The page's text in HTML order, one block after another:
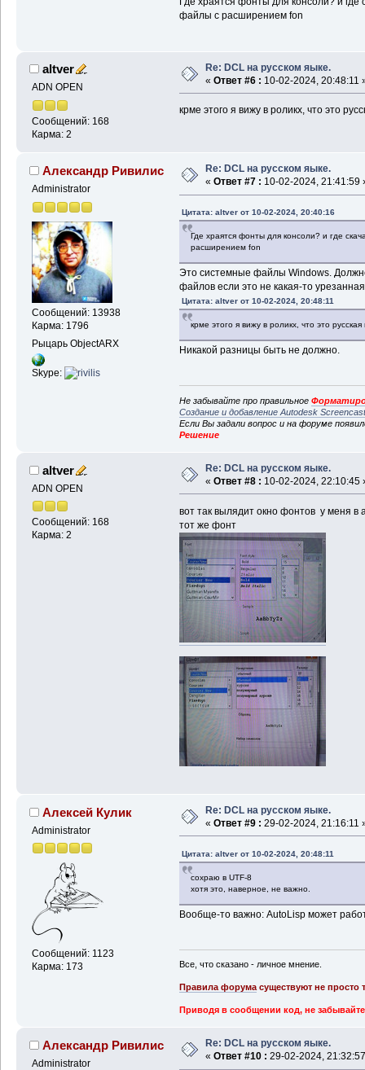
файлы с расширением fon
altver
ADN OPEN
Сообщений: 168
Карма: 2
Re: DCL на русском яыке.
« Ответ #6 : 10-02-2024, 20:48:11
крме этого я вижу в роликх, что это
Александр Ривилис
Administrator
Сообщений: 13938
Карма: 1796
Рыцарь ObjectARX
Skype:
Re: DCL на русском яыке.
« Ответ #7 : 10-02-2024, 21:41:59
Цитата: altver от 10-02-2024, 20:40:16
Где храятся фонты для консоли? и где
расширением fon
Это системные файлы Windows.
файлов если это не какая-то
Цитата: altver от 10-02-2024, 20:48:11
крме этого я вижу в роликх, что это
Никакой разницы быть не должно.
Не забывайте про правильное
Создание и добавление Autodesk
Если Вы задали вопрос и на форуме
Решение
altver
ADN OPEN
Сообщений: 168
Карма: 2
Re: DCL на русском яыке.
« Ответ #8 : 10-02-2024, 22:10:45
вот так вылядит окно фонтов у меня в
тот же фонт
Алексей Кулик
Administrator
Сообщений: 1123
Карма: 173
Re: DCL на русском яыке.
« Ответ #9 : 29-02-2024, 21:16:11
Цитата: altver от 10-02-2024, 20:48:11
сохраю в UTF-8
хотя это, наверное, не важно.
Вообще-то важно: AutoLisp может
Все, что сказано - личное мнение.
Правила форумасуществуют не просто
Приводя в сообщении код, не
Александр Ривилис
Administrator
Re: DCL на русском яыке.
« Ответ #10 : 29-02-2024,